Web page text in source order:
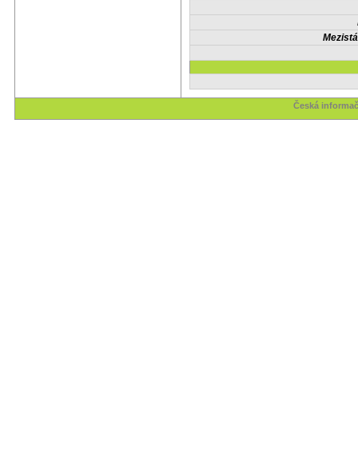
Česká